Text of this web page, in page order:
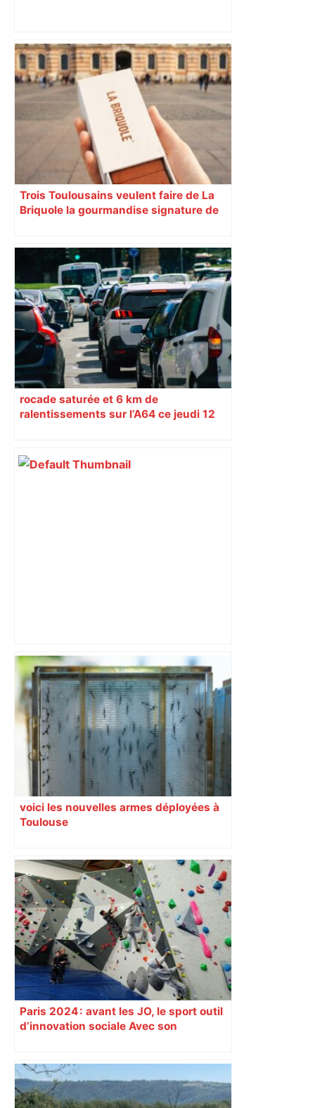
LGV Bordeaux-Toulouse-Dax : le
dossier relancé, « on investit pour un
siècle » – Sud Ouest
Trois Toulousains veulent faire de La
Briquole la gourmandise signature de
rocade saturée et 6 km de
ralentissements sur l’A64 ce jeudi 12
Il devait jouer un "match des légendes"
à Toulouse : l'ancien footballeur Bryan
Bergougnoux est mort victime d'un
malaise – L'Indépendant
voici les nouvelles armes déployées à
Toulouse
Paris 2024 : avant les JO, le sport outil
d’innovation sociale Avec son
soutient depuis deux ans des
centaines de projets à vocation sociale.
Exemple à Toulouse et à Tarbes, avec